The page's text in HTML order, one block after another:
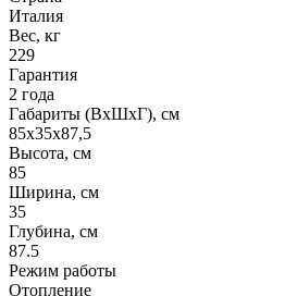
Италия
Вес, кг
229
Гарантия
2 года
Габариты (ВхШхГ), см
85x35x87,5
Высота, см
85
Ширина, см
35
Глубина, см
87.5
Режим работы
Отопление